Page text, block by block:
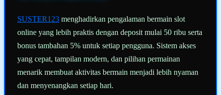
SUSTER123 menghadirkan pengalaman bermain slot
online yang lebih praktis dengan deposit mulai 50 ribu serta
bonus tambahan 5% untuk setiap pengguna. Sistem akses
yang cepat, tampilan modern, dan pilihan permainan
menarik membuat aktivitas bermain menjadi lebih nyaman
dan menyenangkan setiap hari.